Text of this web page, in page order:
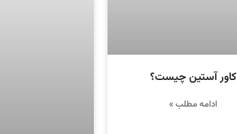
کاور آستین چیست؟
ادامه مطلب »